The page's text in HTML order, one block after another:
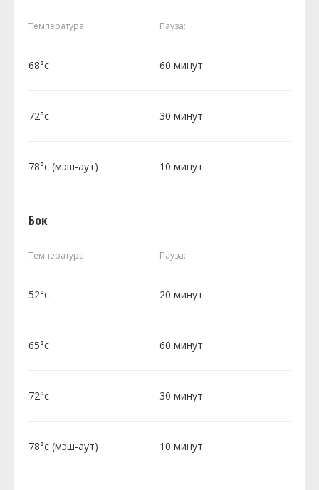
Температура: Пауза:
68°c 60 минут
72°c 30 минут
78°c (мэш-аут) 10 минут
Бок
Температура: Пауза:
52°c 20 минут
65°c 60 минут
72°c 30 минут
78°c (мэш-аут) 10 минут